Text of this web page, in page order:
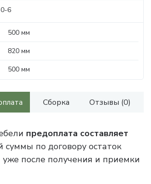
6
500 мм
820 мм
500 мм
Сборка Отзывы (0)
предоплата составляет
суммы по договору остаток
уже после получения и приемки